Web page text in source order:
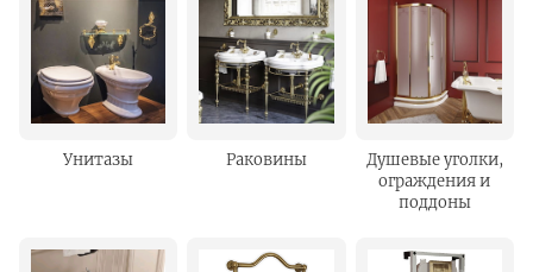
Унитазы Раковины
Душевые уголки,
ограждения и
поддоны